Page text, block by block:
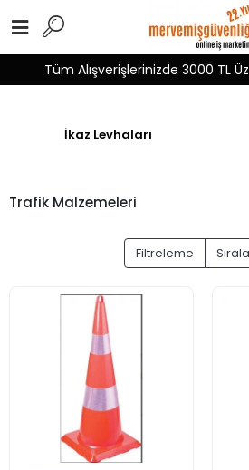
Tüm Alışverişlerinizde 3000 TL
İkaz Levhaları
Trafik Malzemeleri
Filtreleme